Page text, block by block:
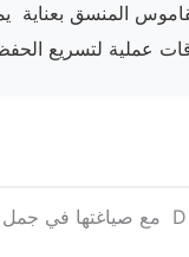
المنسق بعناية
عملية لتسريع